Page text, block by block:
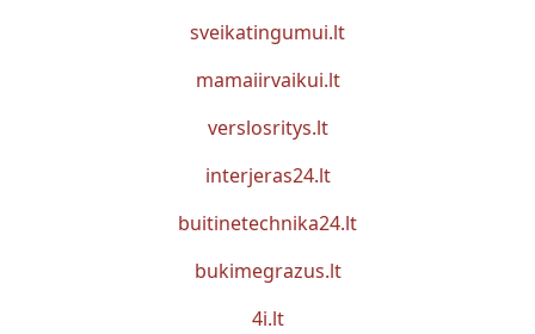
sveikatingumui.lt
mamaiirvaikui.lt
verslosritys.lt
interjeras24.lt
buitinetechnika24.lt
bukimegrazus.lt
4i.lt